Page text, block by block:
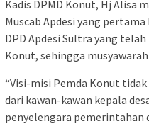
Kadis DPMD Konut, Hj Alisa
Muscab Apdesi yang
DPD Apdesi Sultra yang
Konut, sehingga
“Visi-misi Pemda Konut
dari kawan-kawan kepala
penyelengara pemerintahan